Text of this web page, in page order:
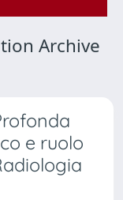
Archive
e ruolo